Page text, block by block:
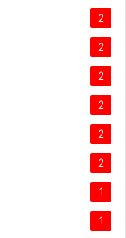
2
2
2
2
2
2
1
1